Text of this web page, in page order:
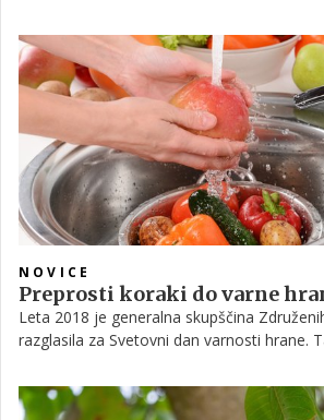
zaduši rast trate – pravijo drugi. Komu torej
NOVICE
Preprosti koraki do varne
Leta 2018 je generalna skupščina
razglasila za Svetovni dan varnosti hrane.
zdravje in okolje. Vsak izmed nas lahko s
kuhinji in na vrtu prispeva k varnejši hrani.